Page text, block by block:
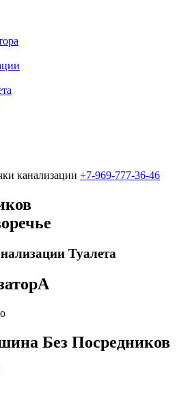
+7-969-777-36-46
Туалета
Без Посредников